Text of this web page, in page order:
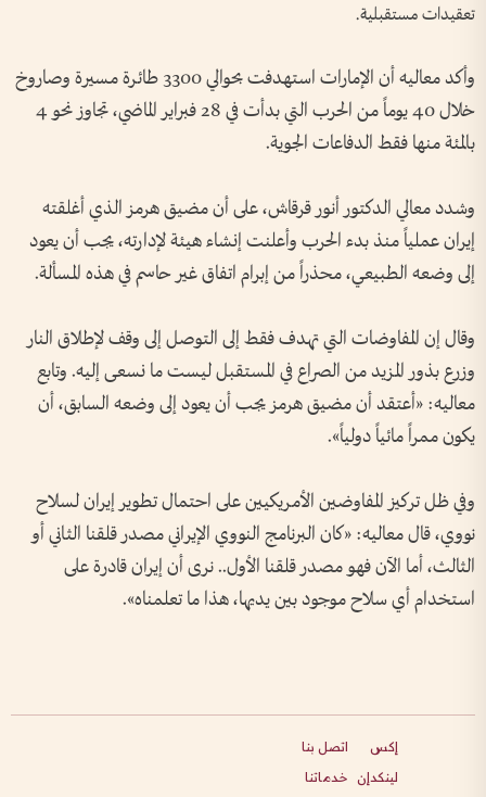
⁠تعقيدات ​مستقبلية.
وأكد معاليه أن الإمارات استهدفت بحوالي 3300 طائرة مسيرة وصاروخ
خلال 40 يوماً من الحرب التي بدأت في 28 فبراير الماضي، تجاوز نحو 4
بالمئة منها فقط الدفاعات الجوية.
وشدد معالي الدكتور أنور قرقاش، على أن مضيق هرمز الذي أغلقته
إيران عملياً منذ بدء الحرب وأعلنت إنشاء هيئة لإدارته، يجب أن يعود
إلى وضعه الطبيعي، محذراً من إبرام اتفاق غير حاسم في هذه المسألة.
وقال إن المفاوضات التي تهدف فقط إلى التوصل إلى وقف لإطلاق النار
وزرع بذور المزيد من الصراع في المستقبل ليست ما نسعى إليه. وتابع
معاليه: «أعتقد أن مضيق هرمز يجب أن يعود إلى وضعه السابق، أن
يكون ممراً مائياً دولياً».
وفي ظل تركيز المفاوضين الأمريكيين على احتمال تطوير إيران لسلاح
نووي، قال معاليه: «كان البرنامج النووي الإيراني مصدر قلقنا الثاني أو
الثالث، أما الآن فهو مصدر قلقنا الأول.. نرى أن إيران قادرة على
استخدام أي سلاح موجود بين يديها، هذا ما تعلمناه».
إكس
لينكدإن
اتصل بنا
خدماتنا